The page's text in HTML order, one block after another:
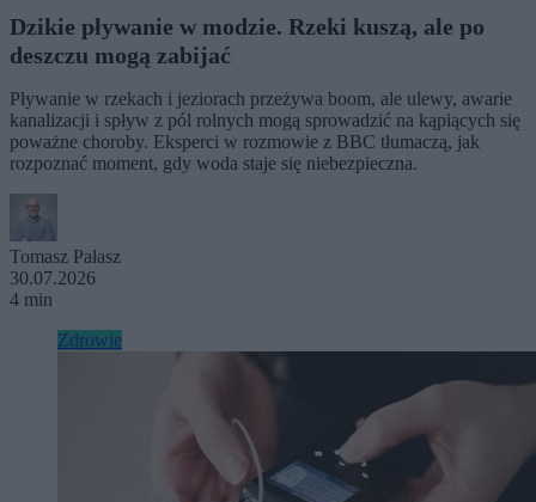
Dzikie pływanie w modzie. Rzeki kuszą, ale po
deszczu mogą zabijać
Pływanie w rzekach i jeziorach przeżywa boom, ale ulewy, awarie
kanalizacji i spływ z pól rolnych mogą sprowadzić na kąpiących się
poważne choroby. Eksperci w rozmowie z BBC tłumaczą, jak
rozpoznać moment, gdy woda staje się niebezpieczna.
Tomasz Pałasz
30.07.2026
4 min
Zdrowie